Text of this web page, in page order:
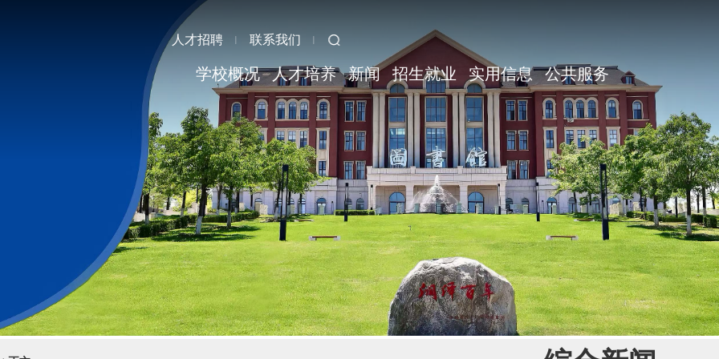
人才招聘 联系我们
学校概况 人才培养 新闻 招生就业 实用信息 公共服务